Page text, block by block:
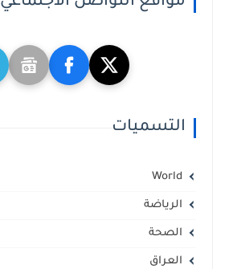
التسميات
World
الرياضة
الصحة
العراق